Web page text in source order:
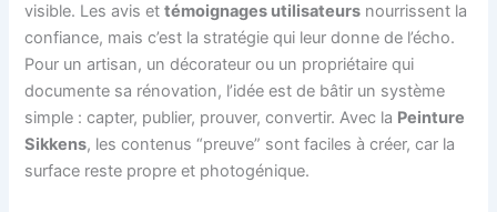
visible. Les avis ettémoignages utilisateurs nourrissent la
confiance, mais c’est la stratégie qui leur donne de l’écho.
Pour un artisan, un décorateur ou un propriétaire qui
documente sa rénovation, l’idée est de bâtir un système
simple : capter, publier, prouver, convertir. Avec la Peinture
Sikkens, les contenus “preuve” sont faciles à créer, car la
surface reste propre et photogénique.